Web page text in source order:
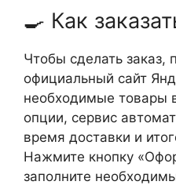
🍳 Как
Чтобы сделать заказ,
официальный сайт
необходимые товары
опции, сервис
время доставки и
Нажмите кнопку
заполните